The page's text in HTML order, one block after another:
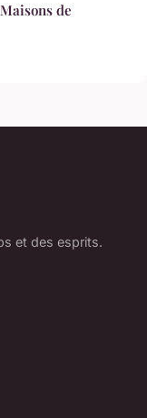
de
et des esprits.